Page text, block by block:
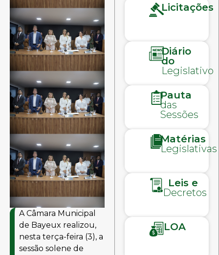
A Câmara Municipal
de Bayeux realizou,
nesta terça-feira (3), a
sessão solene de
Licitações
Diário
do
Legislativo
Pauta
das
Sessões
Matérias
Legislativas
Leis e
Decretos
LOA